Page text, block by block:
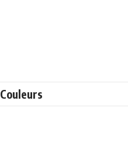
Couleurs